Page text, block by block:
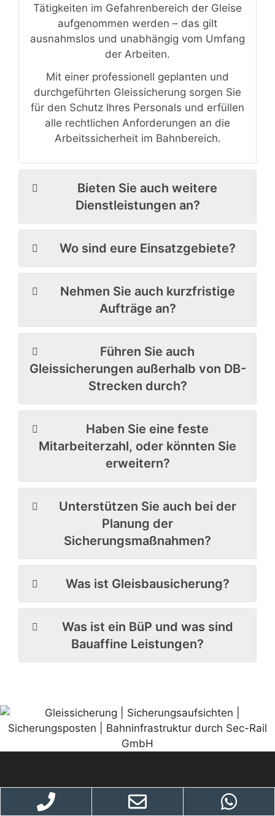
Tätigkeiten im Gefahrenbereich der Gleise
aufgenommen werden – das gilt
ausnahmslos und unabhängig vom Umfang
der Arbeiten.
Mit einer professionell geplanten und
durchgeführten Gleissicherung sorgen Sie
für den Schutz Ihres Personals und erfüllen
alle rechtlichen Anforderungen an die
Arbeitssicherheit im Bahnbereich.
Bieten Sie auch weitere
Dienstleistungen an?
Wo sind eure Einsatzgebiete?
Nehmen Sie auch kurzfristige
Aufträge an?
Führen Sie auch
Gleissicherungen außerhalb von DB-
Strecken durch?
Haben Sie eine feste
Mitarbeiterzahl, oder könnten Sie
erweitern?
Unterstützen Sie auch bei der
Planung der
Sicherungsmaßnahmen?
Was ist Gleisbausicherung?
Was ist ein BüP und was sind
Bauaffine Leistungen?